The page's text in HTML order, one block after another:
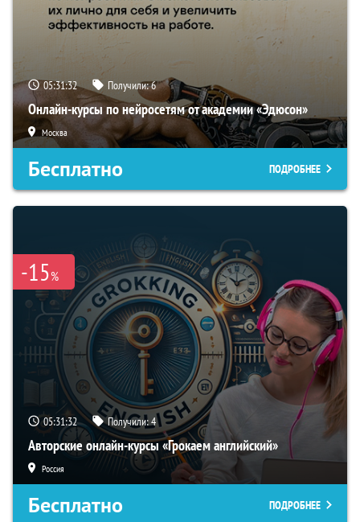
05:31:32 Получили:6
Онлайн-курсы по нейросетям от академии «Эдюсон»
Москва
Бесплатно ПОДРОБНЕЕ
-15%
05:31:32 Получили:4
Авторские онлайн-курсы «Грокаем английский»
Россия
Бесплатно ПОДРОБНЕЕ